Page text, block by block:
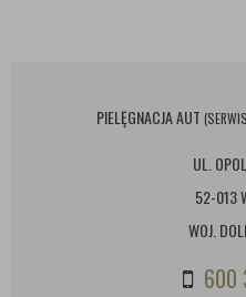
PIELĘGNACJA AUT
UL.
52-013
WOJ.
600